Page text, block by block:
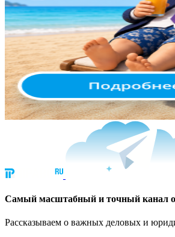
Cамый масштабный и точный канал
Рассказываем о важных деловых и